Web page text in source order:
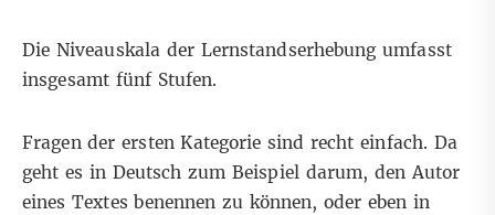
Die Niveauskala der Lernstandserhebung umfasst
insgesamt fünf Stufen.
Fragen der ersten Kategorie sind recht einfach. Da
geht es in Deutsch zum Beispiel darum, den Autor
eines Textes benennen zu können, oder eben in